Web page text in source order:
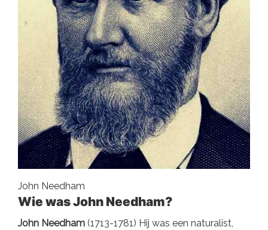
John Needham
Wie was John Needham?
John Needham (1713-1781) Hij was een naturalist,